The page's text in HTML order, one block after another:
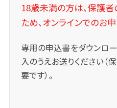
18歳未満の方は、保護
ため、オンラインでのお
専用の申込書をダウンロ
入のうえお送りください
要です）。